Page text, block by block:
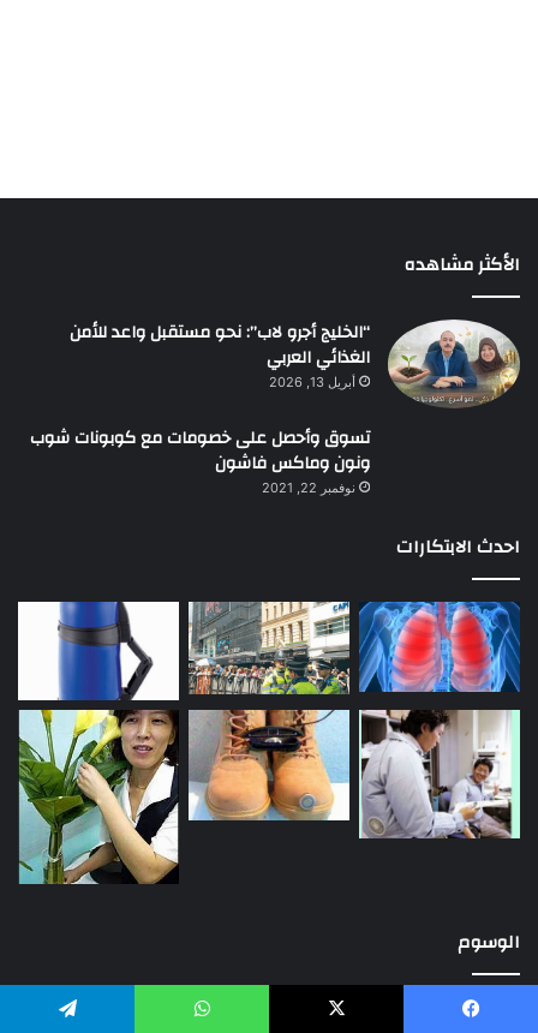
الأكثر مشاهده
“الخليج أجرو لاب”: نحو مستقبل واعد للأمن
الغذائي العربي
أبريل 13, 2026
تسوق وأحصل على خصومات مع كوبونات شوب
ونون وماكس فاشون
نوفمبر 22, 2021
احدث الابتكارات
الوسوم
ألعاب الترجمة الذكاء الاصطناعي